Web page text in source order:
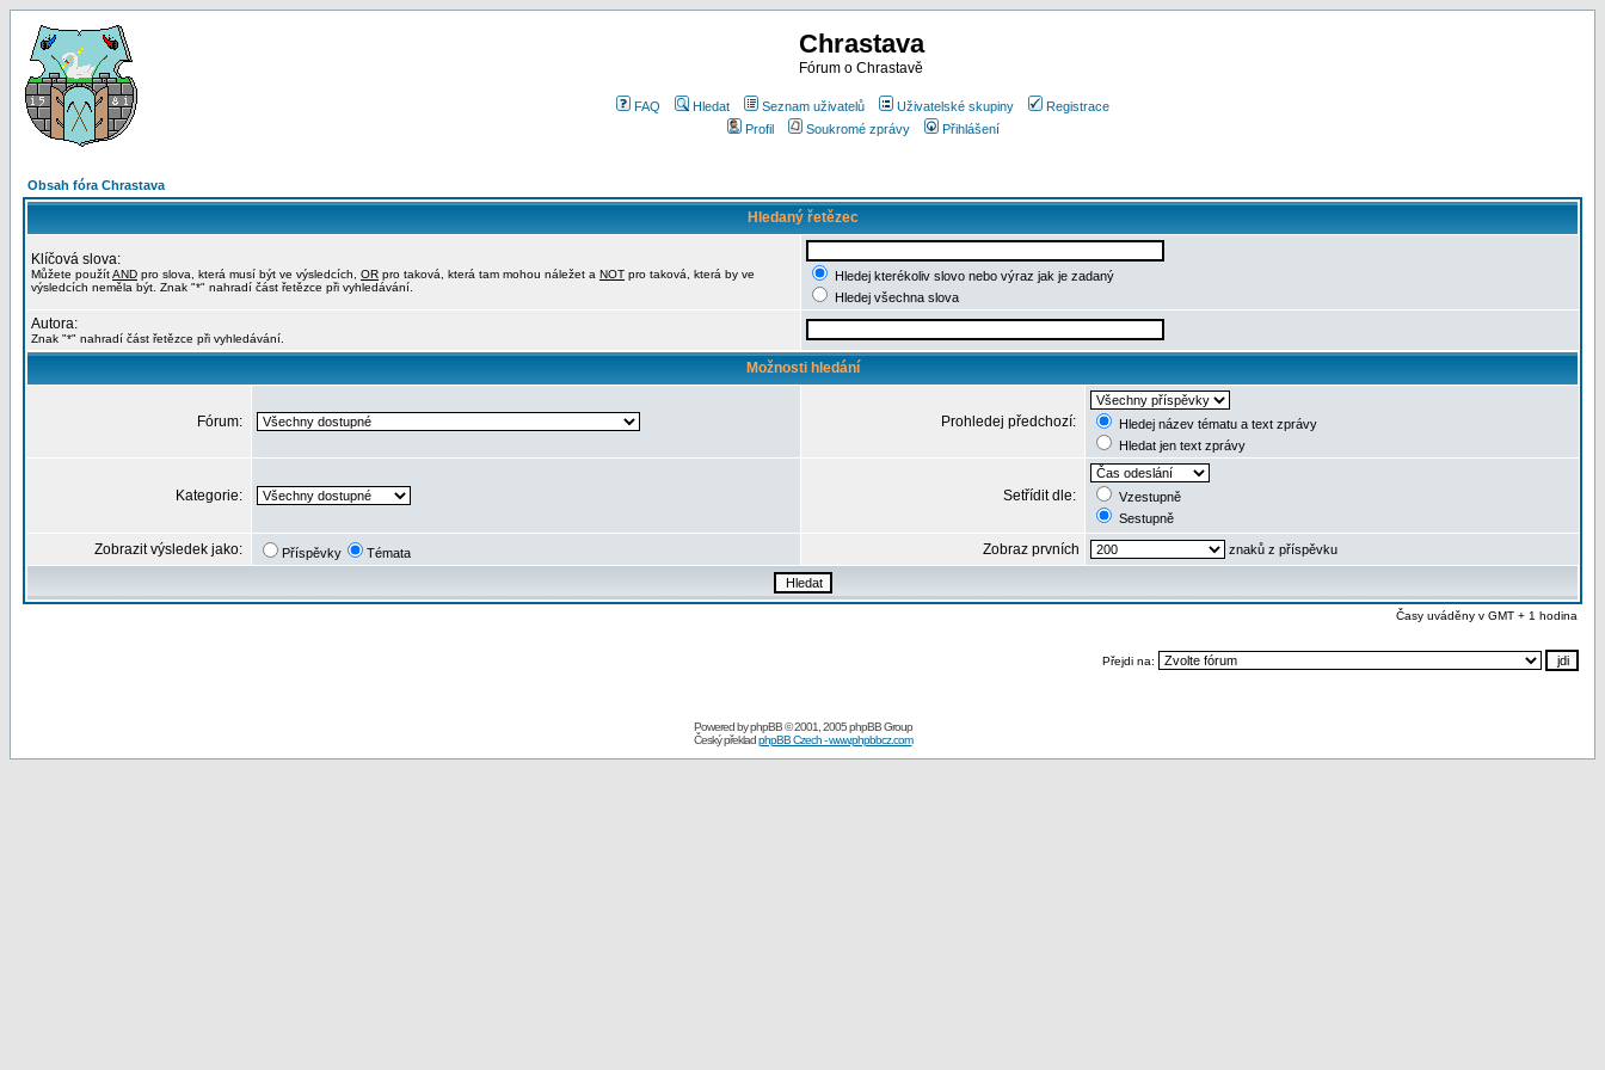
Chrastava
Fórum o Chrastavě
FAQ Hledat Seznam uživatelů Uživatelské skupiny
Registrace
Profil
Soukromé zprávy Přihlášení
Obsah fóra Chrastava
Hledaný řetězec
Klíčová slova:
Můžete použítAND pro slova, která musí být ve výsledcích, OR pro taková, která tam mohou náležet a NOT pro taková, která by ve
výsledcích neměla být. Znak "*" nahradí část řetězce při vyhledávání.
Hledej kterékoliv slovo nebo výraz jak je zadaný
Hledej všechna slova
Autora:
Znak "*" nahradí část řetězce při vyhledávání.
Možnosti hledání
Fórum: Prohledej předchozí:
Hledej název tématu a text zprávy
Hledat jen text zprávy
Kategorie: Setřídit dle:
Vzestupně
Sestupně
Zobrazit výsledek jako: Příspěvky Témata Zobraz prvních znaků z příspěvku
Časy uváděny v GMT + 1 hodina
Přejdi na:
Powered byphpBB© 2001, 2005 phpBB Group
Český překladphpBB Czech - www.phpbbcz.com